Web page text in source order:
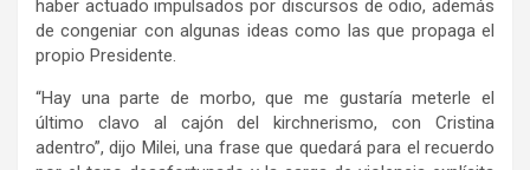
haber actuado impulsados por discursos de odio, además
de congeniar con algunas ideas como las que propaga el
propio Presidente.
“Hay una parte de morbo, que me gustaría meterle el
último clavo al cajón del kirchnerismo, con Cristina
adentro”, dijo Milei, una frase que quedará para el recuerdo